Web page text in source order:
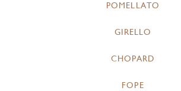
POMELLATO
GIRELLO
CHOPARD
FOPE